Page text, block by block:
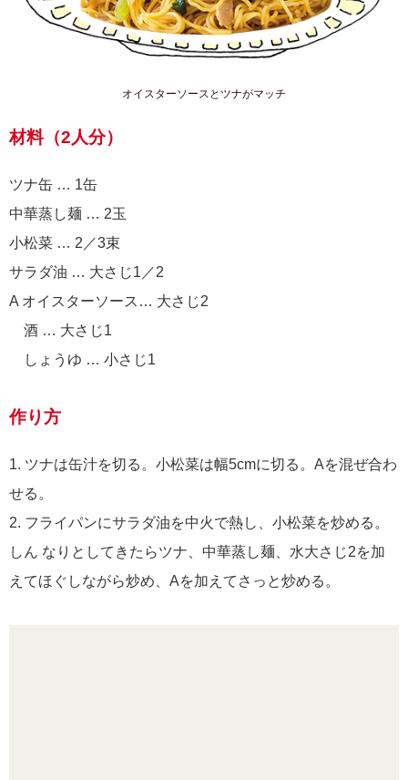
オイスターソースとツナがマッチ
材料（2人分）
ツナ缶 … 1缶
中華蒸し麺 … 2玉
小松菜 … 2／3束
サラダ油 … 大さじ1／2
A オイスターソース… 大さじ2
酒 … 大さじ1
しょうゆ … 小さじ1
作り方
1. ツナは缶汁を切る。小松菜は幅5cmに切る。Aを混ぜ合わ
せる。
2. フライパンにサラダ油を中火で熱し、小松菜を炒める。
しん なりとしてきたらツナ、中華蒸し麺、水大さじ2を加
えてほぐしながら炒め、Aを加えてさっと炒める。